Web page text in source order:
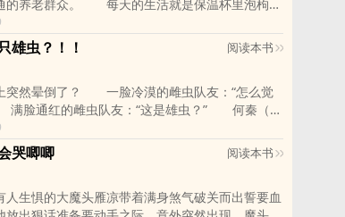
，长得好，学习好……看起来什么都很好。就是精
巾，丁郁青给他拿了条新的。他舔丁郁青吃过的
了一根儿。傅润生不领情，丁郁青不在乎。毕竟兄
傅润生让丁郁青体会到了什么叫“不分你我”上一
长里短有，时代浪潮有。“丁香花是冬天打骨朵
荐哦！
的养老群众。 每天的生活就是保温杯里泡枸
不料，他碰上了一位绝世大美人。 两辈子光
心。 于是，谢樊意决定改变一下养老生活日常
【高亮：谢樊意是受！受！受受
际直播 各位书友要是觉得《我终
》还不错的话请不要忘记向您QQ群和微博里的朋
雄虫？！！ 阅读本书
突然晕倒了？ 一脸冷漠的雌虫队友：“怎么觉
脸通红的雌虫队友：“这是雄虫？” 何秦（实
雌虫兴奋剂？ 【婚后】 何秦：“原来，少
少将：“那么，我的雄主，你满意吗？” 被套
启奋起压倒他家雌君的‘幸福’生活； 【地
秦：“嗯？” 少将：“那个身材像亚雌，但
” 何秦：“......” 少将：“那种形态，战斗很不
哭唧唧 阅读本书
生惧的大魔头雁凉带着满身煞气破关而出誓要血